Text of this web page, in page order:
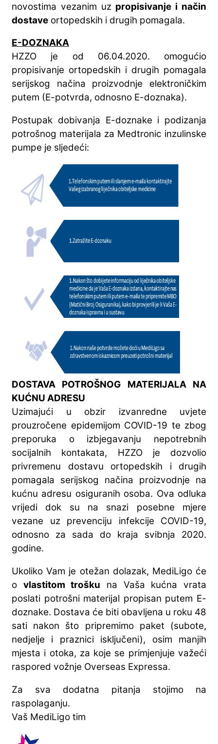
novostima vezanim uz propisivanje i način
dostave ortopedskih i drugih pomagala.
E-DOZNAKA
HZZO je od 06.04.2020. omogućio
propisivanje ortopedskih i drugih pomagala
serijskog načina proizvodnje elektroničkim
putem (E-potvrda, odnosno E-doznaka).
Postupak dobivanja E-doznake i podizanja
potrošnog materijala za Medtronic inzulinske
pumpe je sljedeći:
DOSTAVA POTROŠNOG MATERIJALA NA
KUĆNU ADRESU
Uzimajući u obzir izvanredne uvjete
prouzročene epidemijom COVID-19 te zbog
preporuka o izbjegavanju nepotrebnih
socijalnih kontakata, HZZO je dozvolio
privremenu dostavu ortopedskih i drugih
pomagala serijskog načina proizvodnje na
kućnu adresu osiguranih osoba. Ova odluka
vrijedi dok su na snazi posebne mjere
vezane uz prevenciju infekcije COVID-19,
odnosno za sada do kraja svibnja 2020.
godine.
Ukoliko Vam je otežan dolazak, MediLigo će
o vlastitom trošku na Vaša kućna vrata
poslati potrošni materijal propisan putem E-
doznake. Dostava će biti obavljena u roku 48
sati nakon što pripremimo paket (subote,
nedjelje i praznici isključeni), osim manjih
mjesta i otoka, za koje se primjenjuje važeći
raspored vožnje Overseas Expressa.
Za sva dodatna pitanja stojimo na
raspolaganju.
Vaš MediLigo tim